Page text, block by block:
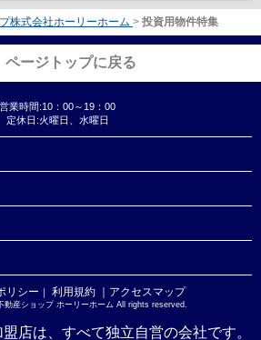
株式会社ホーリーホーム > 投資用物件特集
ページトップに戻る
営業時間:10：00～19：00
定休日:火曜日、水曜日
リシー ｜ 利用規約 ｜アクセスマップ
産ショップ ホーリーホーム All rights reserved.
店は、すべて独立自営の会社です。